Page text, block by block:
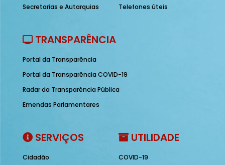
Secretarias e Autarquias
Telefones úteis
TRANSPARÊNCIA
Portal da Transparência
Portal da Transparência COVID-19
Radar da Transparência Pública
Emendas Parlamentares
SERVIÇOS
Cidadão
UTILIDADE
COVID-19